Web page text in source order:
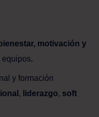
bienestar, motivación y
equipos.
y formación
, liderazgo, soft